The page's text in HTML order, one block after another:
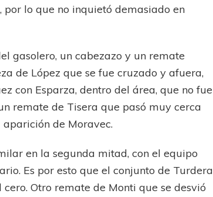
lo que no inquietó demasiado en
gasolero, un cabezazo y un remate
de López que se fue cruzado y afuera,
con Esparza, dentro del área, que no fue
remate de Tisera que pasó muy cerca
de Moravec.
en la segunda mitad, con el equipo
Es por esto que el conjunto de Turdera
Otro remate de Monti que se desvió